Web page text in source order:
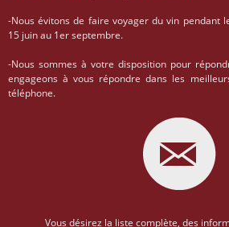
-Nous évitons de faire voyager du vin pendant
15 juin au 1er septembre.
-Nous sommes à votre disposition pour
engageons à vous répondre dans les
téléphone.
Vous désirez la liste complète, des